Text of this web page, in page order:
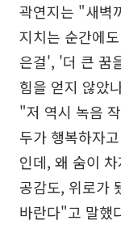
곽연지는 "새벽
지치는 순간에
은걸', '더 큰 꿈
힘을 얻지 않았
"저 역시 녹음
두가 행복하자
인데, 왜 숨이
공감도, 위로가
바란다"고 말했